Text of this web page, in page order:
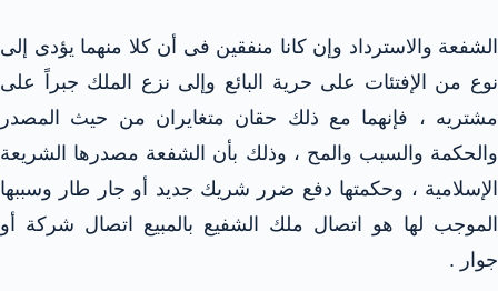
الشفعة والاسترداد وإن كانا منفقين فى أن كلا منهما يؤدى إلى
نوع من الإفتئات على حرية البائع وإلى نزع الملك جبراً على
مشتريه ، فإنهما مع ذلك حقان متغايران من حيث المصدر
والحكمة والسبب والمح ، وذلك بأن الشفعة مصدرها الشريعة
الإسلامية ، وحكمتها دفع ضرر شريك جديد أو جار طار وسببها
الموجب لها هو اتصال ملك الشفيع بالمبيع اتصال شركة أو
جوار .